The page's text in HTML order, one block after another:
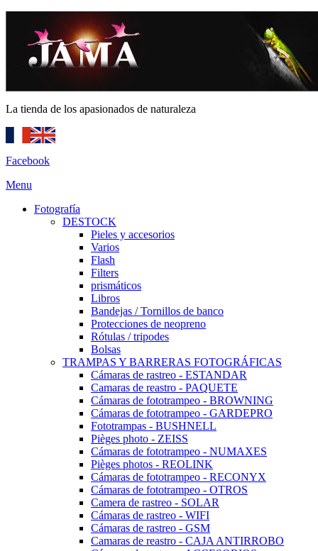
La tienda de los apasionados de naturaleza
Facebook
Menu
Fotografía
DESTOCK
Pieles y accesorios
Varios
Flash
Filters
prismáticos
Libros
Bandejas / Tornillos de banco
Protecciones de neopreno
Rótulas / tripodes
Bolsas
TRAMPAS Y BARRERAS FOTOGRÁFICAS
Cámaras de rastreo - ESTANDAR
Camaras de reastro - PAQUETE
Cámaras de fototrampeo - BROWNING
Cámaras de fototrampeo - GARDEPRO
Fototrampas - BUSHNELL
Pièges photo - ZEISS
Cámaras de fototrampeo - NUMAXES
Pièges photos - REOLINK
Cámaras de fototrampeo - RECONYX
Cámaras de fototrampeo - OTROS
Camera de rastreo - SOLAR
Cámaras de rastreo - WIFI
Cámaras de rastreo - GSM
Camaras de reastro - CAJA ANTIRROBO